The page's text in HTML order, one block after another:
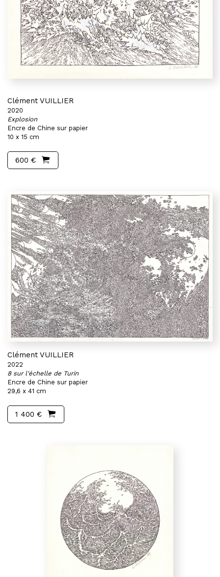
Clément VUILLIER
2020
Explosion
Encre de Chine sur papier
10 x 15 cm
600 €
Clément VUILLIER
2022
8 sur l'échelle de Turin
Encre de Chine sur papier
29,6 x 41 cm
1 400 €